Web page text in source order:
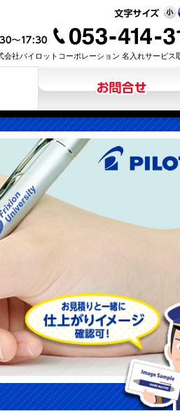
社パイロットコーポレーション 名入れサービス
お見積り・お問合せ